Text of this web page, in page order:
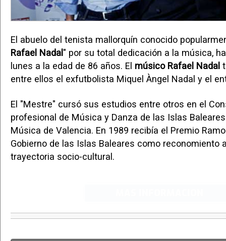
El abuelo del tenista mallorquín conocido
Rafael Nadal" por su total dedicación a la música,
lunes a la edad de 86 años. El músico Rafael Nadal
entre ellos el exfutbolista Miquel Àngel Nadal y el
El "Mestre" cursó sus estudios entre otros en el
profesional de Música y Danza de las Islas
Música de Valencia. En 1989 recibía el Premio
Gobierno de las Islas Baleares como reconomiento
trayectoria socio-cultural.